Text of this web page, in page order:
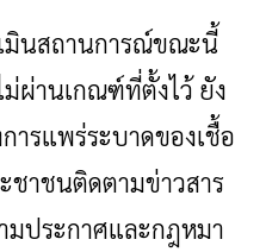
มินสถานการณ์ขณะนี้
ผ่านเกณฑ์ที่ตั้งไว้ ยัง
ารแพร่ระบาดของเชื้อ
ชาชนติดตามข่าวสาร
ประกาศและกฎหมา